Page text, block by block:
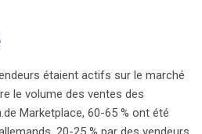
d’Amazon a connu une
de 300 000 vendeurs et un
20 milliards d’euros. Les
le marché, représentant
que 95 % des transactions
clients d’Allemagne et
étaient actifs sur le marché
le volume des ventes des
Marketplace, 60-65 % ont été